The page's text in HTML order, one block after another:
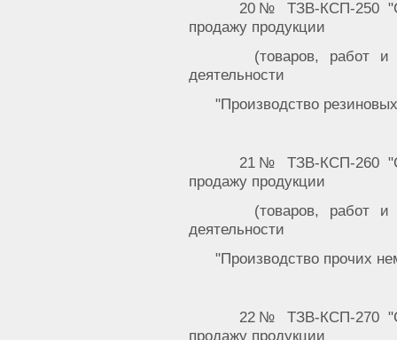
20№ ТЗВ-КСП-250
продажу продукции
(товаров, работ
деятельности
"Производство
21№ ТЗВ-КСП-260
продажу продукции
(товаров, работ
деятельности
"Производство прочих
22№ ТЗВ-КСП-270
продажу продукции